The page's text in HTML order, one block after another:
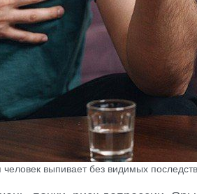
выпивает без видимых